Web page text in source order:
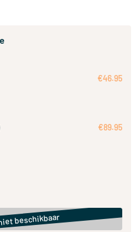
€46.95
€89.95
beschikbaar